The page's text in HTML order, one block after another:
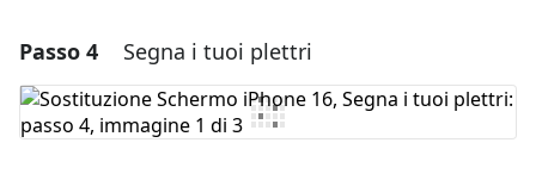
Aggiungi un commento
Aggiungi Commento
Passo 4 Segna i tuoi plettri